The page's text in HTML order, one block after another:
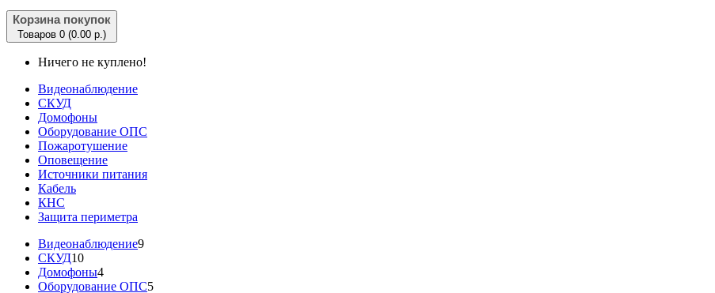
Корзина покупок
Товаров 0 (0.00 р.)
Ничего не куплено!
Видеонаблюдение
СКУД
Домофоны
Оборудование ОПС
Пожаротушение
Оповещение
Источники питания
Кабель
КНС
Защита периметра
Видеонаблюдение9
СКУД10
Домофоны4
Оборудование ОПС5